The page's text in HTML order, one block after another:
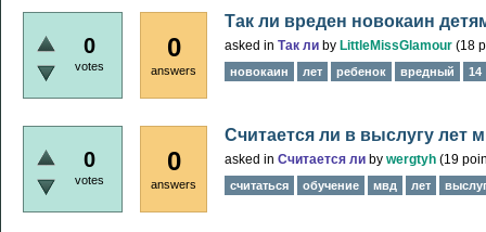
0
votes
0
answers
Так ли вреден новокаин
asked in Так ли by LittleMissGlamour (18
новокаин лет ребенок вредный 14
0
votes
0
answers
Считается ли в выслугу лет
asked in Считается ли by wergtyh (19
считаться обучение мвд лет